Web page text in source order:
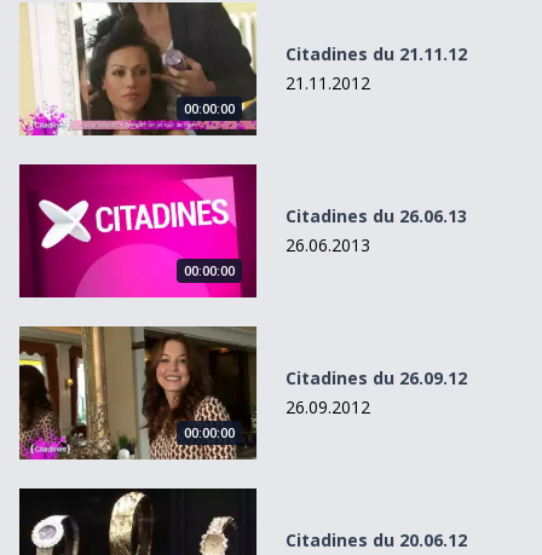
Citadines du 21.11.12
00:00:00
Citadines du 21.11.12
21.11.2012
Citadines du 26.06.13
00:00:00
Citadines du 26.06.13
26.06.2013
Citadines du 26.09.12
00:00:00
Citadines du 26.09.12
26.09.2012
Citadines du 20.06.12
Citadines du 20.06.12